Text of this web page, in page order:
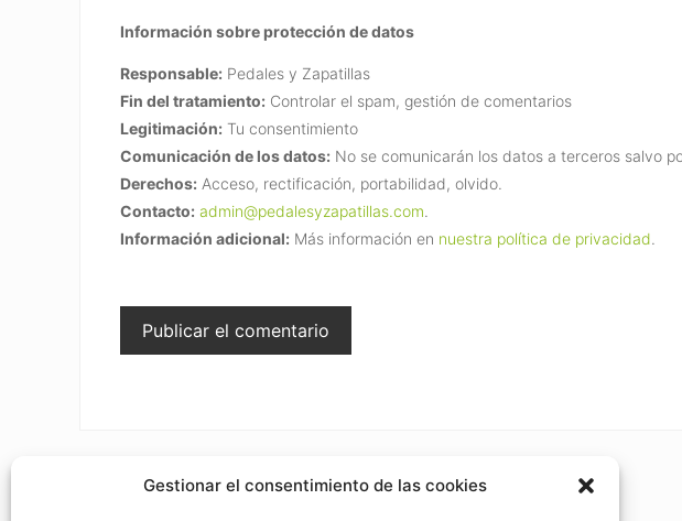
Gestionar el consentimiento de las cookies
Información sobre protección de datos
Responsable: Pedales y Zapatillas
Fin del tratamiento: Controlar el spam, gestión de comentarios
Legitimación: Tu consentimiento
Comunicación de los datos: No se comunicarán los datos a terceros salvo
Derechos: Acceso, rectificación, portabilidad, olvido.
Contacto: admin@pedalesyzapatillas.com.
Información adicional: Más información en nuestra política de privacidad.